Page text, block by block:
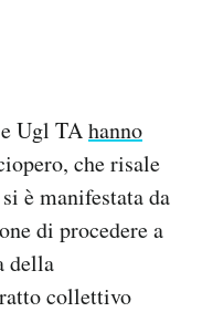
Ugl TAhanno
che risale
è manifestata da
di procedere a
della
collettivo